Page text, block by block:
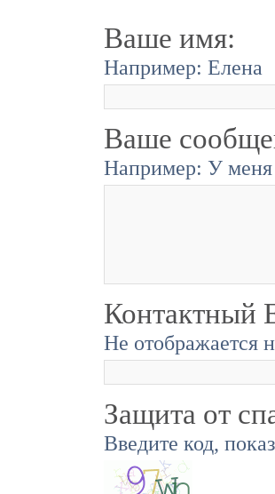
Ваше имя:
Например: Елена
Ваше
Например: У меня
Контактный
Не отображается
Защита от
Введите код,